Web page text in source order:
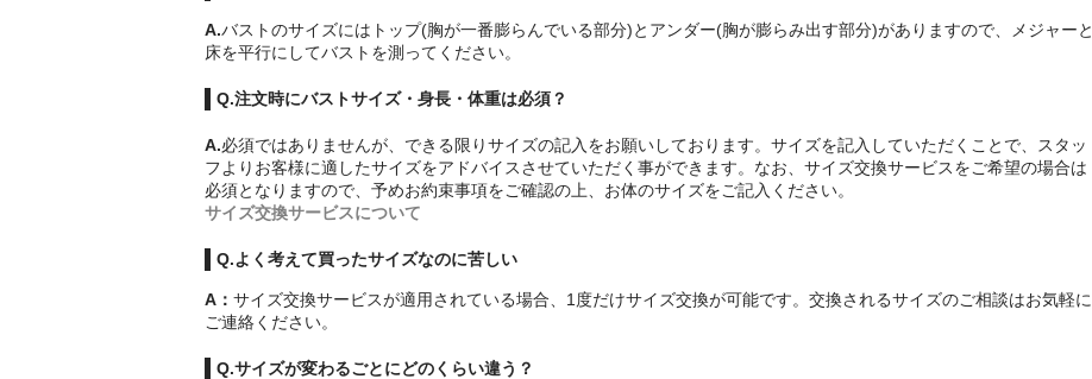
A.バストのサイズにはトップ(胸が一番膨らんでいる部分)とアンダー(胸が膨らみ出す部分)がありますので、メジャーと
床を平行にしてバストを測ってください。
Q.注文時にバストサイズ・身長・体重は必須？
A.必須ではありませんが、できる限りサイズの記入をお願いしております。サイズを記入していただくことで、スタッ
フよりお客様に適したサイズをアドバイスさせていただく事ができます。なお、サイズ交換サービスをご希望の場合は
必須となりますので、予めお約束事項をご確認の上、お体のサイズをご記入ください。
サイズ交換サービスについて
Q.よく考えて買ったサイズなのに苦しい
A： サイズ交換サービスが適用されている場合、1度だけサイズ交換が可能です。交換されるサイズのご相談はお気軽に
ご連絡ください。
Q.サイズが変わるごとにどのくらい違う？